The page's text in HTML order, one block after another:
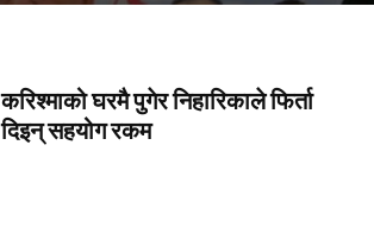
करिश्माको घरमै पुगेर निहारिकाले फिर्ता
दिइन् सहयोग रकम